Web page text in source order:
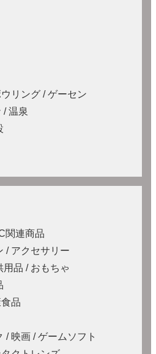
リング / ゲーセン
/ 温泉
関連商品
/ アクセサリー
品 / おもちゃ
品
/ 映画 / ゲームソフト